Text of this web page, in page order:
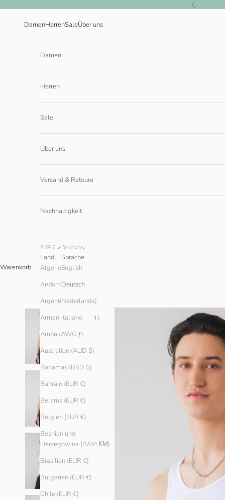
Zurück
DamenHerrenSaleÜber uns
Damen
Herren
Sale
Über uns
Versand & Retoure
Nachhaltigkeit
EUR €
Land
Andorra (EUR €)
Argentinien (EUR €)
Armenien (AMD դր.)
Aruba (AWG ƒ)
Australien (AUD $)
Bahamas (BSD $)
Bahrain (EUR €)
Belarus (EUR €)
Belgien (EUR €)
Bosnien und
Herzegowina (BAM КМ)
Brasilien (EUR €)
Bulgarien (EUR €)
Chile (EUR €)
Deutsch
Sprache
English
Deutsch
Nederlands
Italiano
Warenkorb